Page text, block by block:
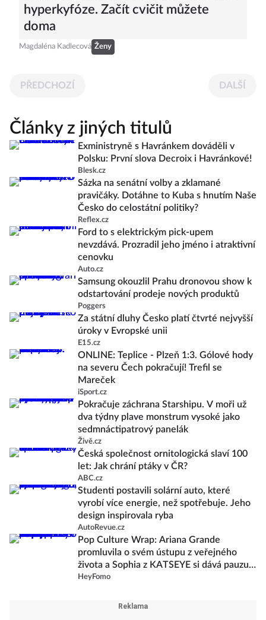
hyperkyfóze. Začít cvičit můžete
doma
Magdaléna Kadlecová Ženy
PŘEDCHOZÍ DALŠÍ
Články z jiných titulů
Exministryně s Havránkem dováděli v
Polsku: První slova Decroix i Havránkové!
Blesk.cz
Sázka na senátní volby a zklamané
pravičáky. Dotáhne to Kuba s hnutím Naše
Česko do celostátní politiky?
Reflex.cz
Ford to s elektrickým pick-upem
nevzdává. Prozradil jeho jméno i atraktivní
cenovku
Auto.cz
Samsung okouzlil Prahu dronovou show k
odstartování prodeje nových produktů
Poggers
Za státní dluhy Česko platí čtvrté nejvyšší
úroky v Evropské unii
E15.cz
ONLINE: Teplice - Plzeň 1:3. Gólové hody
na severu Čech pokračují! Trefil se
Mareček
iSport.cz
Pokračuje záchrana Starshipu. V moři už
dva týdny plave monstrum vysoké jako
sedmnáctipatrový panelák
Živě.cz
Česká společnost ornitologická slaví 100
let: Jak chrání ptáky v ČR?
ABC.cz
Studenti postavili solární auto, které
vyrobí více energie, než spotřebuje. Jeho
design inspirovala ryba
AutoRevue.cz
Pop Culture Wrap: Ariana Grande
promluvila o svém ústupu z veřejného
života a Sophia z KATSEYE si dává pauzu
od skupiny
HeyFomo